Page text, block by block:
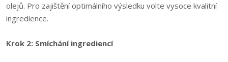
olejů. Pro zajištění optimálního výsledku volte vysoce kvalitní
ingredience.
Krok 2: Smíchání ingrediencí